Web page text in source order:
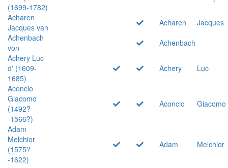
(1699-1782)
Acharen
Jacques van
Acharen
Jacques
Achenbach
von
Achenbach
Achery Luc
d' (1609-
1685)
Achery
Luc
Aconcio
Giacomo
(1492?
-1566?)
Aconcio Giacomo
Adam
Melchior
(1575?
-1622)
Adam Melchior